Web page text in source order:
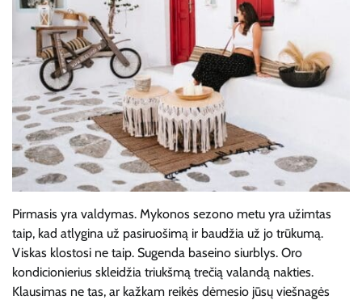
Pirmasis yra valdymas. Mykonos sezono metu yra užimtas
taip, kad atlygina už pasiruošimą ir baudžia už jo trūkumą.
Viskas klostosi ne taip. Sugenda baseino siurblys. Oro
kondicionierius skleidžia triukšmą trečią valandą nakties.
Klausimas ne tas, ar kažkam reikės dėmesio jūsų viešnagės